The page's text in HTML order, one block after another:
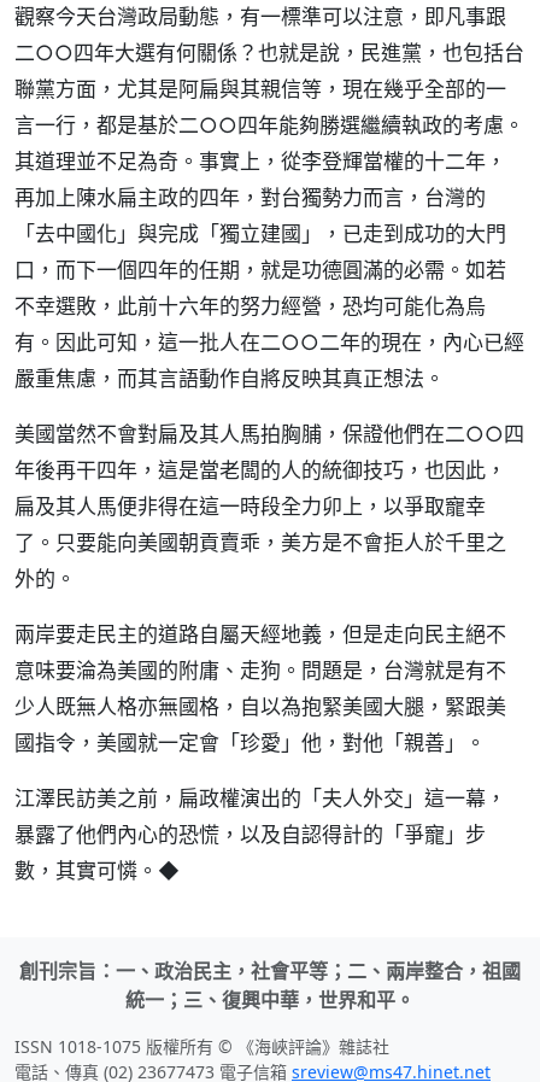
觀察今天台灣政局動態，有一標準可以注意，即凡事跟
二○○四年大選有何關係？也就是說，民進黨，也包括台
聯黨方面，尤其是阿扁與其親信等，現在幾乎全部的一
言一行，都是基於二○○四年能夠勝選繼續執政的考慮。
其道理並不足為奇。事實上，從李登輝當權的十二年，
再加上陳水扁主政的四年，對台獨勢力而言，台灣的
「去中國化」與完成「獨立建國」，已走到成功的大門
口，而下一個四年的任期，就是功德圓滿的必需。如若
不幸選敗，此前十六年的努力經營，恐均可能化為烏
有。因此可知，這一批人在二○○二年的現在，內心已經
嚴重焦慮，而其言語動作自將反映其真正想法。
美國當然不會對扁及其人馬拍胸脯，保證他們在二○○四
年後再干四年，這是當老闆的人的統御技巧，也因此，
扁及其人馬便非得在這一時段全力卯上，以爭取寵幸
了。只要能向美國朝貢賣乖，美方是不會拒人於千里之
外的。
兩岸要走民主的道路自屬天經地義，但是走向民主絕不
意味要淪為美國的附庸、走狗。問題是，台灣就是有不
少人既無人格亦無國格，自以為抱緊美國大腿，緊跟美
國指令，美國就一定會「珍愛」他，對他「親善」。
江澤民訪美之前，扁政權演出的「夫人外交」這一幕，
暴露了他們內心的恐慌，以及自認得計的「爭寵」步
數，其實可憐。◆
創刊宗旨：一、政治民主，社會平等；二、兩岸整合，祖國
統一；三、復興中華，世界和平。
ISSN 1018-1075 版權所有 © 《海峽評論》雜誌社
電話、傳真 (02) 23677473 電子信箱 sreview@ms47.hinet.net